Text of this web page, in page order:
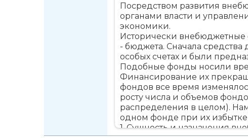
Посредством развития
органами власти и
экономики.
Исторически внебюджетные
- бюджета. Сначала
особых счетах и были
Подобные фонды носили
Финансирование их
фондов все время
росту числа и объемов
распределения в целом).
одном фонде при их избытке
1. Сущность и назначения